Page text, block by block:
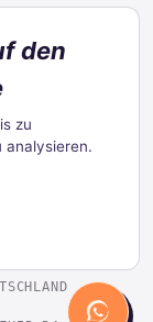
den
zu
analysieren.